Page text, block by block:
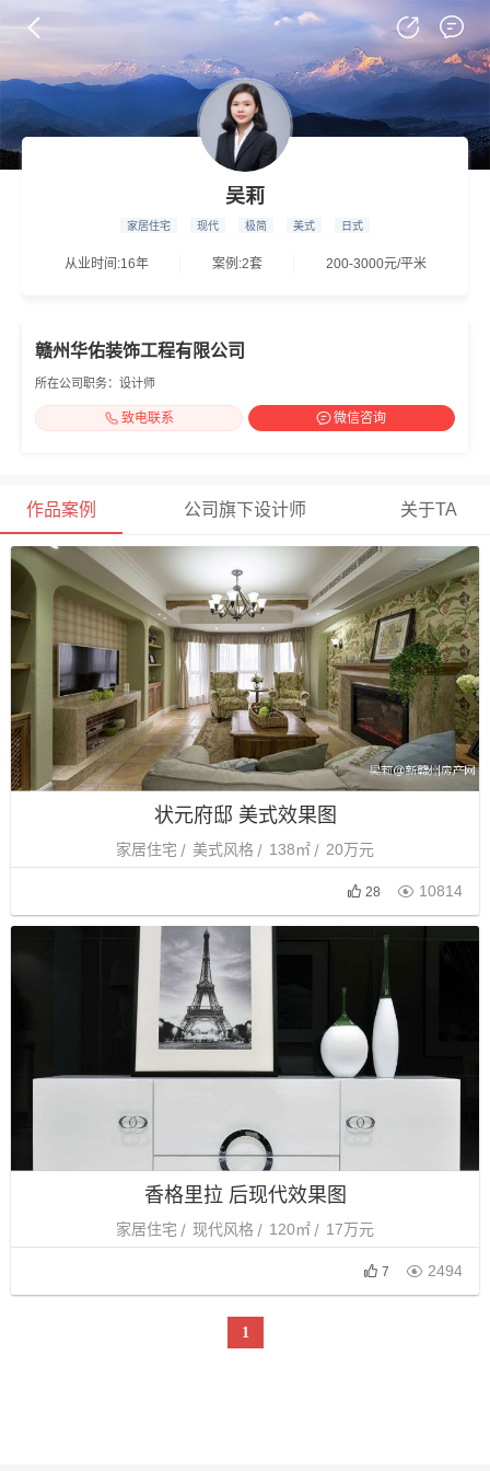
吴莉
家居住宅 现代 极简 美式 日式
从业时间:16年 案例:2套 200-3000元/平米
赣州华佑装饰工程有限公司
所在公司职务：设计师
致电联系 微信咨询
作品案例 公司旗下设计师 关于TA
状元府邸 美式效果图
家居住宅 美式风格 138㎡ 20万元
28  10814
香格里拉 后现代效果图
家居住宅 现代风格 120㎡ 17万元
7  2494
1